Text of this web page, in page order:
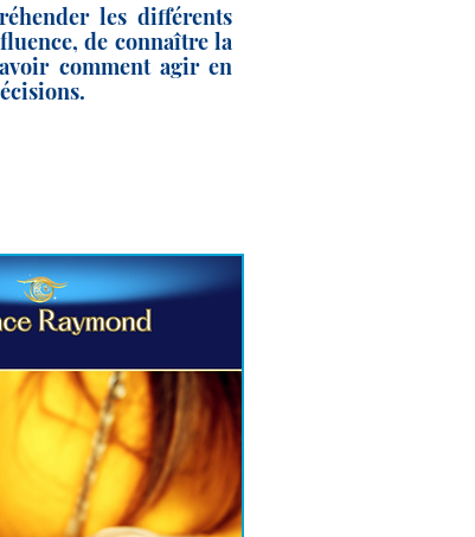
les différents
de connaître la
comment agir en